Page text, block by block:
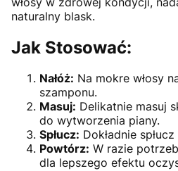
naturalny blask.
Jak Stosować:
Nałóż: Na mokre włosy
szamponu.
Masuj: Delikatnie masuj
do wytworzenia piany.
Spłucz: Dokładnie
Powtórz: W razie
dla lepszego efektu